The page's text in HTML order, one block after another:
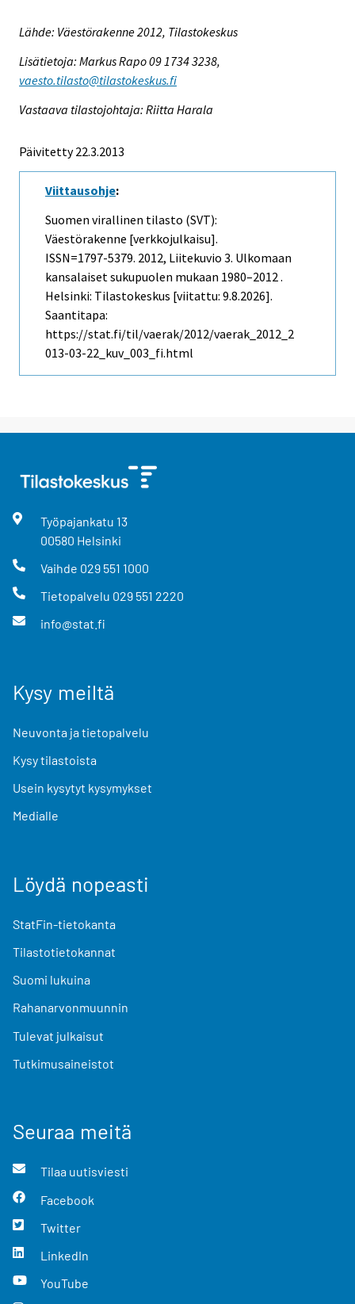
Lähde: Väestörakenne 2012, Tilastokeskus
Lisätietoja: Markus Rapo 09 1734 3238,
vaesto.tilasto@tilastokeskus.fi
Vastaava tilastojohtaja: Riitta Harala
Päivitetty 22.3.2013
Viittausohje:
Suomen virallinen tilasto (SVT):
Väestörakenne [verkkojulkaisu].
ISSN=1797-5379. 2012, Liitekuvio 3. Ulkomaan
kansalaiset sukupuolen mukaan 1980–2012 .
Helsinki: Tilastokeskus [viitattu: 9.8.2026].
Saantitapa:
https://stat.fi/til/vaerak/2012/vaerak_2012_2
013-03-22_kuv_003_fi.html
Työpajankatu 13
00580 Helsinki
Vaihde 029 551 1000
Tietopalvelu 029 551 2220
info@stat.fi
Kysy meiltä
Neuvonta ja tietopalvelu
Kysy tilastoista
Usein kysytyt kysymykset
Medialle
Löydä nopeasti
StatFin-tietokanta
Tilastotietokannat
Suomi lukuina
Rahanarvonmuunnin
Tulevat julkaisut
Tutkimusaineistot
Seuraa meitä
Tilaa uutisviesti
Facebook
Twitter
LinkedIn
YouTube